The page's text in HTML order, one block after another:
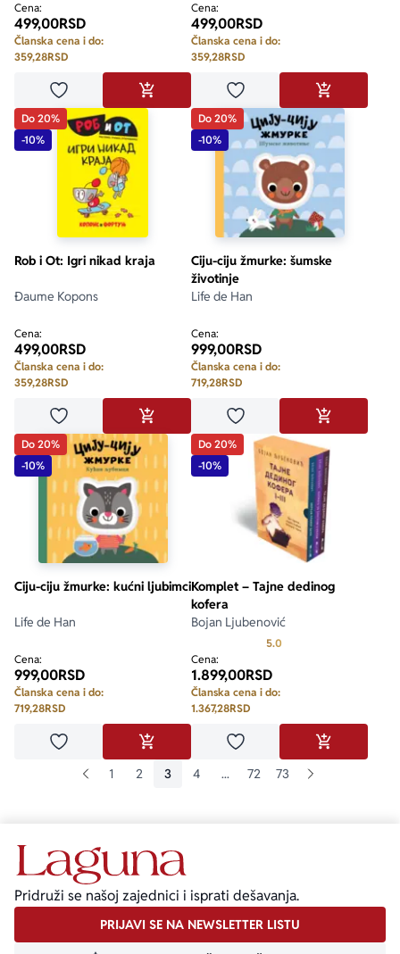
Cena:
499,00RSD
Članska cena i do:
359,28RSD
Dodaj u omiljeneDODAJ U KORPU
Cena:
499,00RSD
Članska cena i do:
359,28RSD
Dodaj u omiljeneDODAJ U
Do 20%
-10%
Rob i Ot: Igri nikad kraja
Đaume Kopons
Cena:
499,00RSD
Članska cena i do:
359,28RSD
Dodaj u omiljeneDODAJ U KORPU
Do 20%
-10%
Ciju-ciju žmurke: šumske
životinje
Life de Han
Cena:
999,00RSD
Članska cena i do:
719,28RSD
Dodaj u omiljeneDODAJ U
Do 20%
-10%
Ciju-ciju žmurke: kućni ljubimci
Life de Han
Cena:
999,00RSD
Članska cena i do:
719,28RSD
Dodaj u omiljeneDODAJ U KORPU
Do 20%
-10%
Komplet – Tajne dedinog
kofera
Bojan Ljubenović
5.0
Cena:
1.899,00RSD
Članska cena i do:
1.367,28RSD
Dodaj u omiljeneDODAJ U
1
2 3 4 ... 72 73
Pridruži se našoj zajednici i isprati dešavanja.
PRIJAVI SE NA NEWSLETTER LISTU